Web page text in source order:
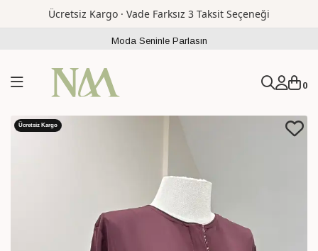
Ücretsiz Kargo · Vade Farksız 3 Taksit Seçeneği
Moda Seninle Parlasın
0
Ücretsiz Kargo